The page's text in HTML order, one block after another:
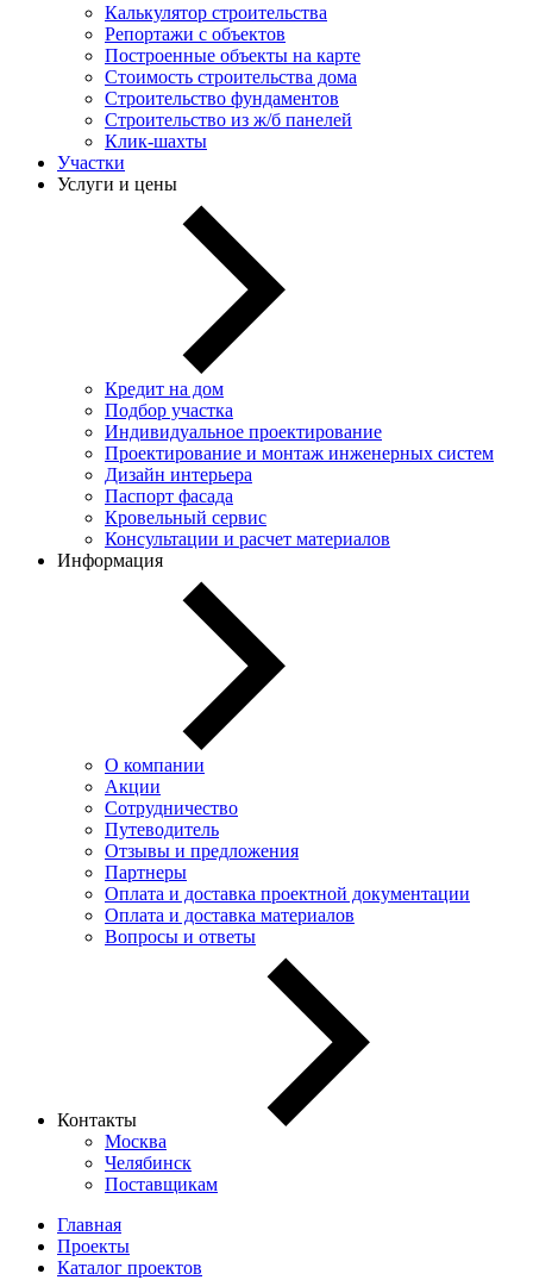
Калькулятор строительства
Репортажи с объектов
Построенные объекты на карте
Стоимость строительства дома
Строительство фундаментов
Строительство из ж/б панелей
Клик-шахты
Участки
Услуги и цены
Кредит на дом
Подбор участка
Индивидуальное проектирование
Проектирование и монтаж инженерных систем
Дизайн интерьера
Паспорт фасада
Кровельный сервис
Консультации и расчет материалов
Информация
О компании
Акции
Сотрудничество
Путеводитель
Отзывы и предложения
Партнеры
Оплата и доставка проектной документации
Оплата и доставка материалов
Вопросы и ответы
Контакты
Москва
Челябинск
Поставщикам
Главная
Проекты
Каталог проектов